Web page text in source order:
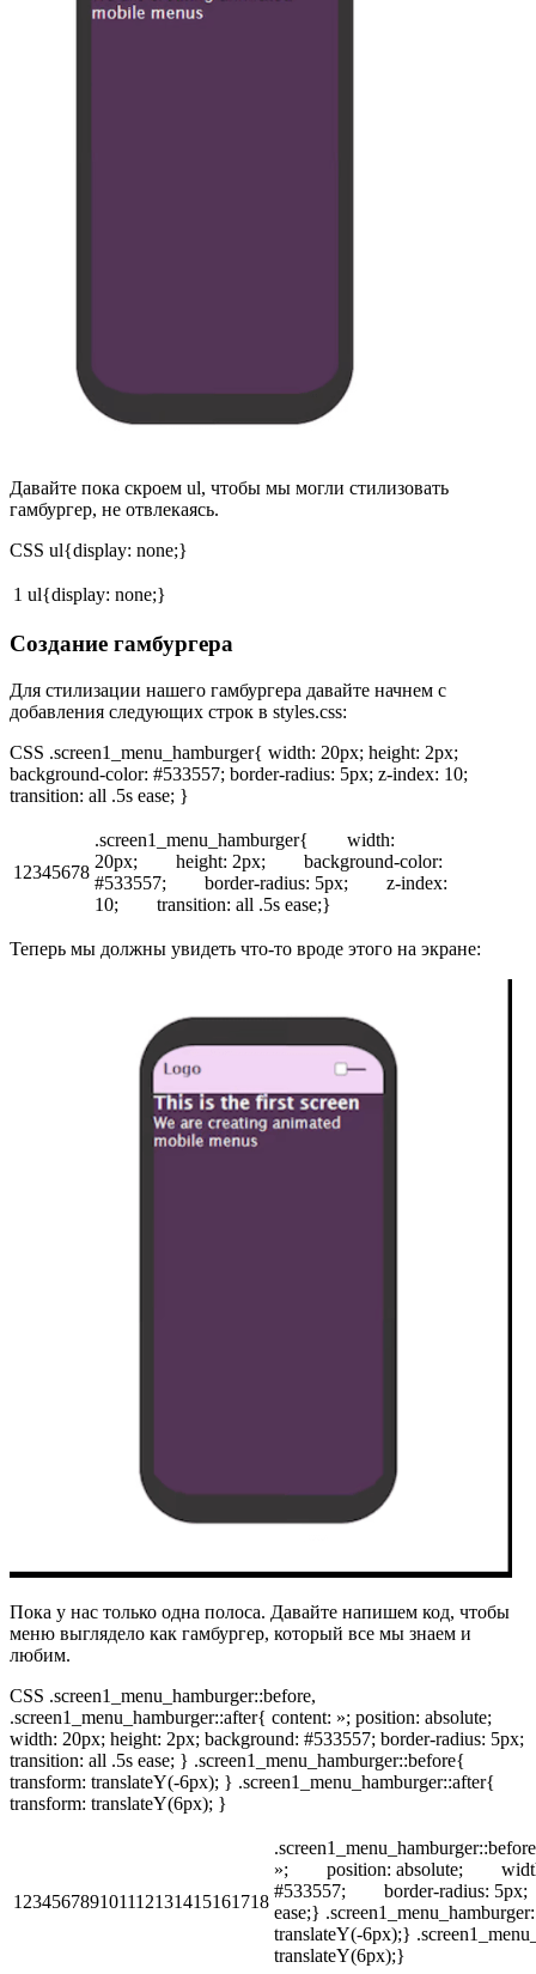
Давайте пока скроем ul, чтобы мы могли стилизовать
гамбургер, не отвлекаясь.
CSS ul{display: none;}
1 ul{display: none;}
Создание гамбургера
Для стилизации нашего гамбургера давайте начнем с
добавления следующих строк в styles.css:
CSS .screen1_menu_hamburger{ width: 20px; height: 2px;
background-color: #533557; border-radius: 5px; z-index: 10;
transition: all .5s ease; }
12345678
.screen1_menu_hamburger{ width:
20px; height: 2px; background-color:
#533557; border-radius: 5px; z-index:
10; transition: all .5s ease;}
Теперь мы должны увидеть что-то вроде этого на экране:
Пока у нас только одна полоса. Давайте напишем код, чтобы
меню выглядело как гамбургер, который все мы знаем и
любим.
CSS .screen1_menu_hamburger::before,
.screen1_menu_hamburger::after{ content: »; position: absolute;
width: 20px; height: 2px; background: #533557; border-radius: 5px;
transition: all .5s ease; } .screen1_menu_hamburger::before{
transform: translateY(-6px); } .screen1_menu_hamburger::after{
transform: translateY(6px); }
123456789101112131415161718
»; position: absolute;
#533557; border-radius:
ease;}
translateY(-6px);}
translateY(6px);}